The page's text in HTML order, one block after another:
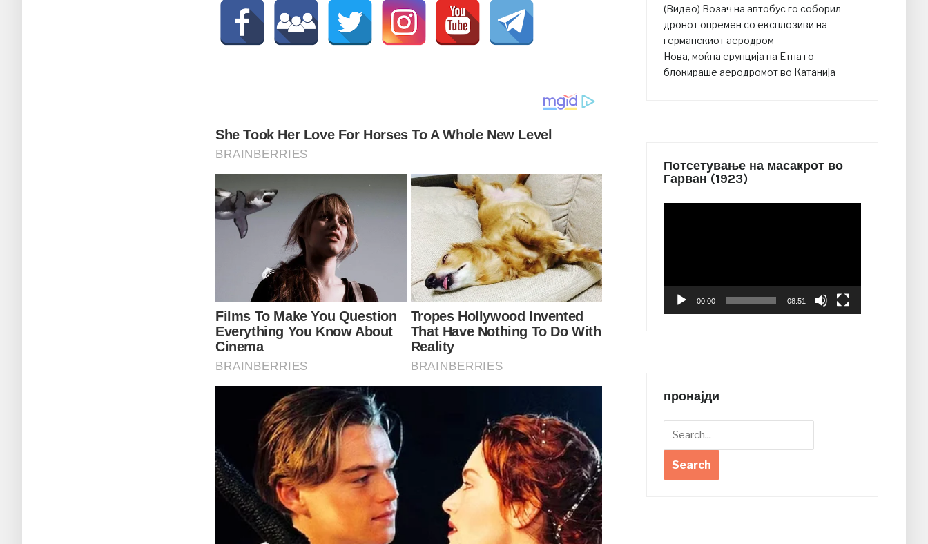
(Видео) Возач на автобус го соборил
дронот опремен со експлозиви на
германскиот аеродром
Нова, моќна ерупција на Етна го
блокираше аеродромот во Катанија
Потсетување на масакрот во
Гарван (1923)
00:00 08:51
пронајди